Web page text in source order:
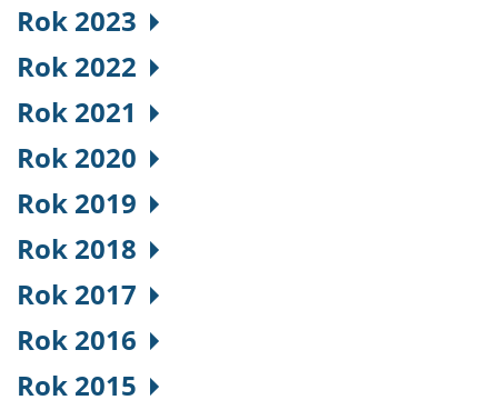
Rok 2023
Rok 2022
Rok 2021
Rok 2020
Rok 2019
Rok 2018
Rok 2017
Rok 2016
Rok 2015